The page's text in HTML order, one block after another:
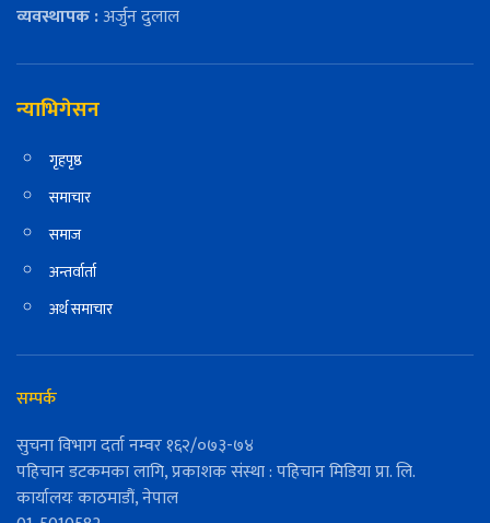
व्यवस्थापक :अर्जुन दुलाल
न्याभिगेसन
गृहपृष्ठ
समाचार
समाज
अन्तर्वार्ता
अर्थ समाचार
सम्पर्क
सुचना विभाग दर्ता नम्वर १६२/०७३-७४
पहिचान डटकमका लागि, प्रकाशक संस्था : पहिचान मिडिया प्रा. लि.
कार्यालयः काठमाडौं, नेपाल